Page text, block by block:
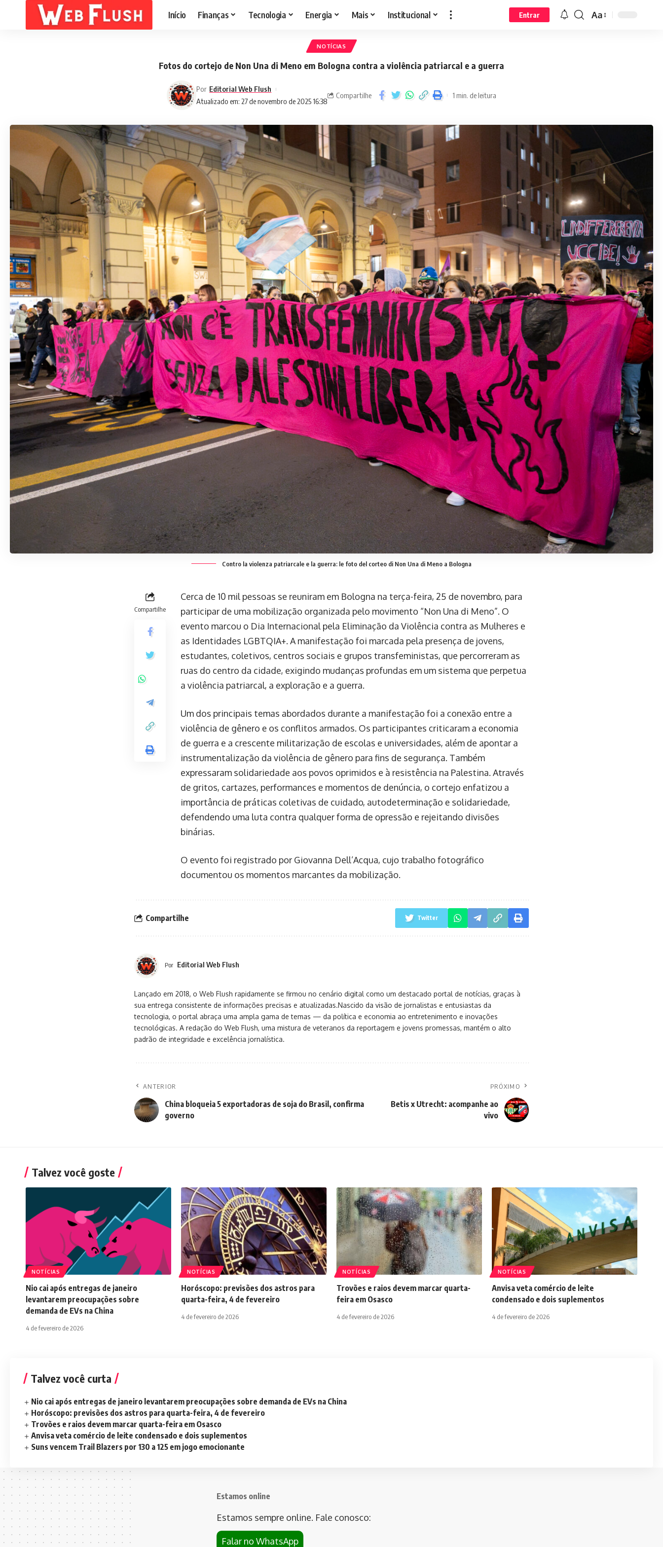
Início Finanças Tecnologia Energia Mais Institucional Entrar Aa
NOTÍCIAS
Fotos do cortejo de Non Una di Meno em Bologna contra a violência patriarcal e a guerra
Atualizado em: 27 de novembro de 2025 16:38
Por Editorial Web Flush
Compartilhe 1 min. de leitura
Contro la violenza patriarcale e la guerra: le foto del corteo di Non Una di Meno a Bologna
Compartilhe
Cerca de 10 mil pessoas se reuniram em Bologna na terça-feira, 25 de novembro, para
participar de uma mobilização organizada pelo movimento “Non Una di Meno”. O
evento marcou o Dia Internacional pela Eliminação da Violência contra as Mulheres e
as Identidades LGBTQIA+. A manifestação foi marcada pela presença de jovens,
estudantes, coletivos, centros sociais e grupos transfeministas, que percorreram as
ruas do centro da cidade, exigindo mudanças profundas em um sistema que perpetua
a violência patriarcal, a exploração e a guerra.
Um dos principais temas abordados durante a manifestação foi a conexão entre a
violência de gênero e os conflitos armados. Os participantes criticaram a economia
de guerra e a crescente militarização de escolas e universidades, além de apontar a
instrumentalização da violência de gênero para fins de segurança. Também
expressaram solidariedade aos povos oprimidos e à resistência na Palestina. Através
de gritos, cartazes, performances e momentos de denúncia, o cortejo enfatizou a
importância de práticas coletivas de cuidado, autodeterminação e solidariedade,
defendendo uma luta contra qualquer forma de opressão e rejeitando divisões
binárias.
O evento foi registrado por Giovanna Dell’Acqua, cujo trabalho fotográfico
documentou os momentos marcantes da mobilização.
Compartilhe Twitter
Por Editorial Web Flush
Lançado em 2018, o Web Flush rapidamente se firmou no cenário digital como um destacado portal de notícias, graças à
sua entrega consistente de informações precisas e atualizadas.Nascido da visão de jornalistas e entusiastas da
tecnologia, o portal abraça uma ampla gama de temas — da política e economia ao entretenimento e inovações
tecnológicas. A redação do Web Flush, uma mistura de veteranos da reportagem e jovens promessas, mantém o alto
padrão de integridade e excelência jornalística.
ANTERIOR
China bloqueia 5 exportadoras de soja do Brasil, confirma
governo
PRÓXIMO
Betis x Utrecht: acompanhe ao
vivo
Talvez você goste
NOTÍCIAS
Nio cai após entregas de janeiro
levantarem preocupações sobre
demanda de EVs na China
4 de fevereiro de 2026
NOTÍCIAS
Horóscopo: previsões dos astros para
quarta-feira, 4 de fevereiro
4 de fevereiro de 2026
NOTÍCIAS
Trovões e raios devem marcar quarta-
feira em Osasco
4 de fevereiro de 2026
NOTÍCIAS
Anvisa veta comércio de leite
condensado e dois suplementos
4 de fevereiro de 2026
Talvez você curta
Nio cai após entregas de janeiro levantarem preocupações sobre demanda de EVs na China
Horóscopo: previsões dos astros para quarta-feira, 4 de fevereiro
Trovões e raios devem marcar quarta-feira em Osasco
Anvisa veta comércio de leite condensado e dois suplementos
Suns vencem Trail Blazers por 130 a 125 em jogo emocionante
Estamos online
Estamos sempre online. Fale conosco:
Falar no WhatsApp